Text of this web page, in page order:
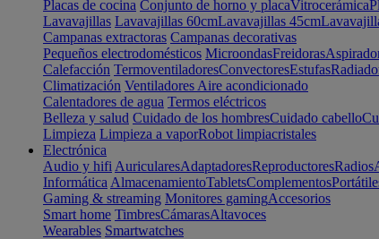
Placas de cocina Conjunto de horno y placaVitrocerámica
Lavavajillas Lavavajillas 60cmLavavajillas 45cm
Campanas extractoras Campanas decorativas
Pequeños electrodomésticos MicroondasFreidoras
Calefacción TermoventiladoresConvectoresEstufas
Climatización Ventiladores Aire acondicionado
Calentadores de agua Termos eléctricos
Belleza y salud Cuidado de los hombresCuidado cabello
Limpieza Limpieza a vaporRobot limpiacristales
Electrónica
Audio y hifi AuricularesAdaptadoresReproductoresRadios
Informática AlmacenamientoTabletsComplementos
Gaming & streaming Monitores gamingAccesorios
Smart home TimbresCámarasAltavoces
Wearables Smartwatches